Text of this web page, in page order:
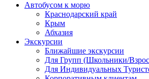
Автобусом к морю
Краснодарский край
Крым
Абхазия
Экскурсии
Ближайшие экскурсии
Для Групп (Школьники/
Для Индивидуальных